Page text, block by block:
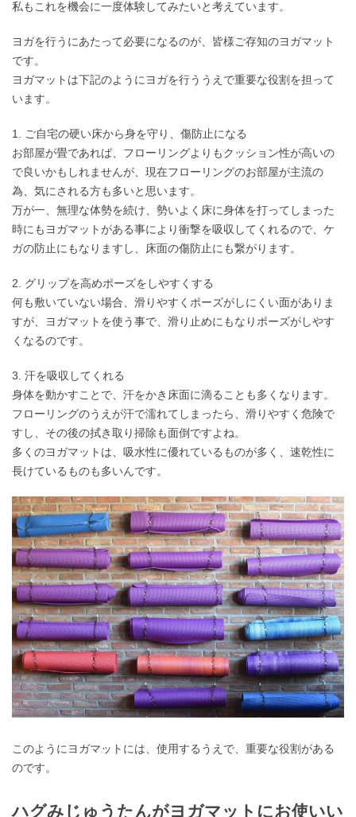
私もこれを機会に一度体験してみたいと考えています。
ヨガを行うにあたって必要になるのが、皆様ご存知のヨガマット
です。
ヨガマットは下記のようにヨガを行ううえで重要な役割を担って
います。
1. ご自宅の硬い床から身を守り、傷防止になる
お部屋が畳であれば、フローリングよりもクッション性が高いの
で良いかもしれませんが、現在フローリングのお部屋が主流の
為、気にされる方も多いと思います。
万が一、無理な体勢を続け、勢いよく床に身体を打ってしまった
時にもヨガマットがある事により衝撃を吸収してくれるので、ケ
ガの防止にもなりますし、床面の傷防止にも繋がります。
2. グリップを高めポーズをしやすくする
何も敷いていない場合、滑りやすくポーズがしにくい面がありま
すが、ヨガマットを使う事で、滑り止めにもなりポーズがしやす
くなるのです。
3. 汗を吸収してくれる
身体を動かすことで、汗をかき床面に滴ることも多くなります。
フローリングのうえが汗で濡れてしまったら、滑りやすく危険で
すし、その後の拭き取り掃除も面倒ですよね。
多くのヨガマットは、吸水性に優れているものが多く、速乾性に
長けているものも多いんです。
このようにヨガマットには、使用するうえで、重要な役割がある
のです。
ハグみじゅうたんがヨガマットにお使いい